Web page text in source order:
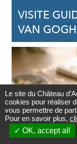
VISITE
VAN
Le site du Château
cookies pour réaliser
vous permettre de
Pour en savoir plus,
OK, accept all